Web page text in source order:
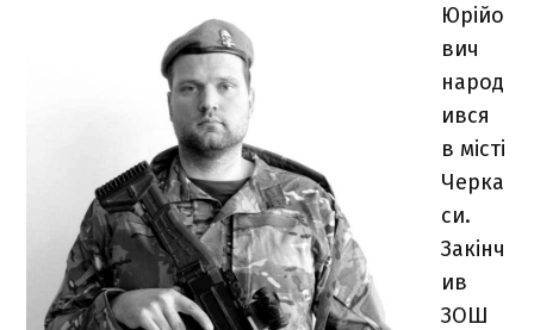
Юрійо
вич
народ
ився
в місті
Черка
си.
Закінч
ив
ЗОШ